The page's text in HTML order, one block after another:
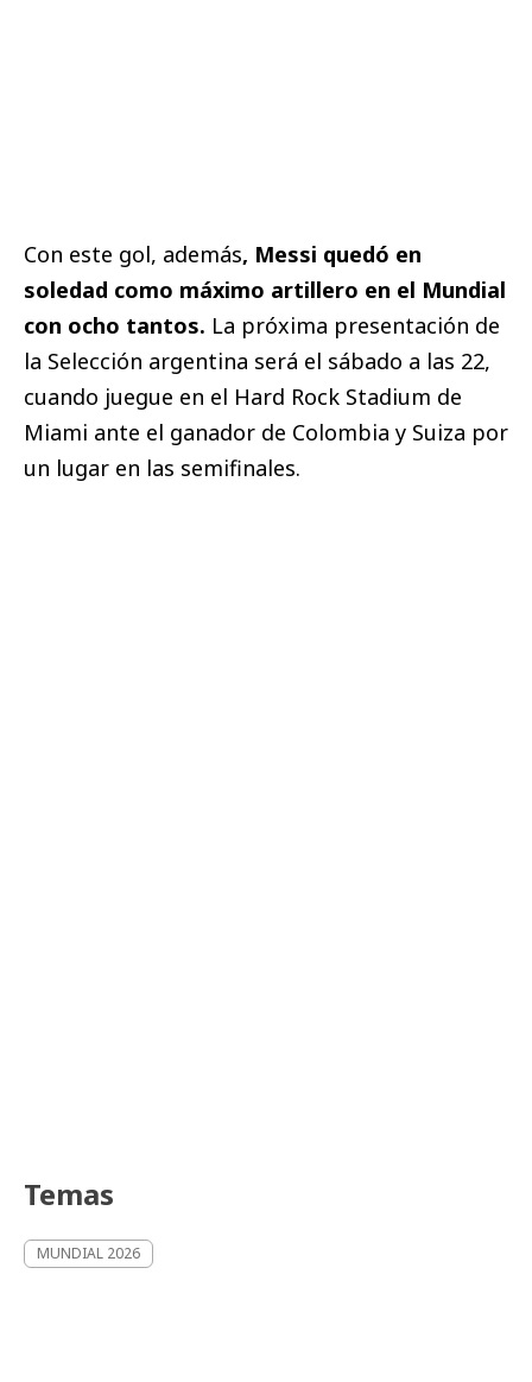
Con este gol, además, Messi quedó en
soledad como máximo artillero en el Mundial
con ocho tantos. La próxima presentación de
la Selección argentina será el sábado a las 22,
cuando juegue en el Hard Rock Stadium de
Miami ante el ganador de Colombia y Suiza por
un lugar en las semifinales.
Temas
MUNDIAL 2026